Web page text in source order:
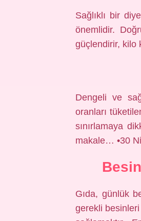
Sağlıklı bir
önemlidir.
güçlendirir, kilo
Dengeli ve
oranları
sınırlamaya
makale… •30
Gıda, günlük
gerekli